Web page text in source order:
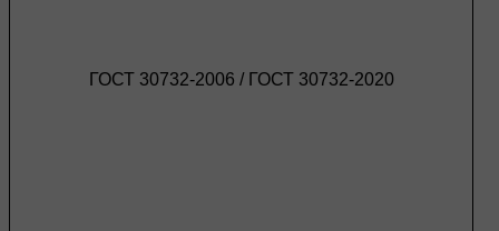
ГОСТ 30732-2006 / ГОСТ 30732-2020